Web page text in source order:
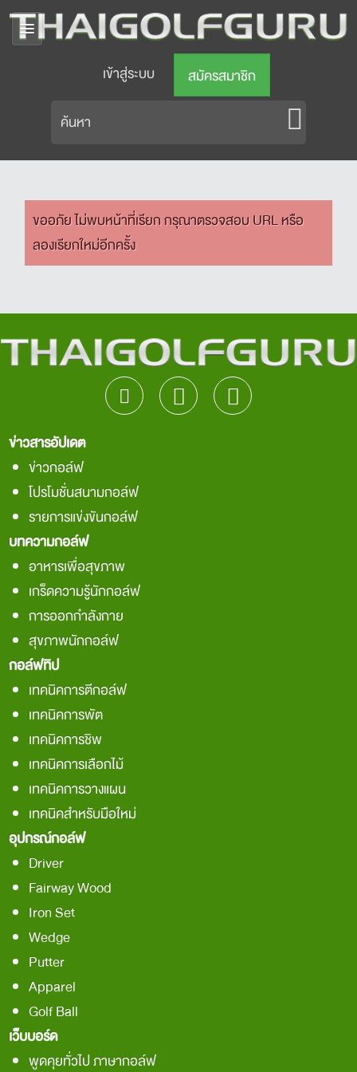
เข้าสู่ระบบ สมัครสมาชิก
ขออภัย ไม่พบหน้าที่เรียก กรุณาตรวจสอบ URL หรือ
ลองเรียกใหม่อีกครั้ง
ข่าวสารอัปเดต
ข่าวกอล์ฟ
โปรโมชั่นสนามกอล์ฟ
รายการแข่งขันกอล์ฟ
บทความกอล์ฟ
อาหารเพื่อสุขภาพ
เกร็ดความรู้นักกอล์ฟ
การออกกำลังกาย
สุขภาพนักกอล์ฟ
กอล์ฟทิป
เทคนิคการตีกอล์ฟ
เทคนิคการพัต
เทคนิคการชิพ
เทคนิคการเลือกไม้
เทคนิคการวางแผน
เทคนิคสำหรับมือใหม่
อุปกรณ์กอล์ฟ
Driver
Fairway Wood
Iron Set
Wedge
Putter
Apparel
Golf Ball
เว็บบอร์ด
พูดคุยทั่วไป ภาษากอล์ฟ